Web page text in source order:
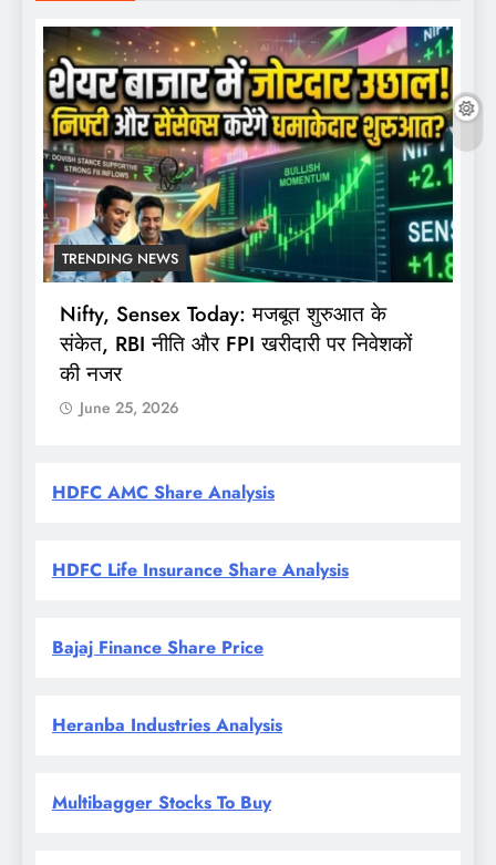
TRENDING NEWS
Nifty, Sensex Today: मजबूत शुरुआत के
संकेत, RBI नीति और FPI खरीदारी पर निवेशकों
की नजर
June 25, 2026
HDFC AMC Share Analysis
HDFC Life Insurance Share Analysis
Bajaj Finance Share Price
Heranba Industries Analysis
Multibagger Stocks To Buy